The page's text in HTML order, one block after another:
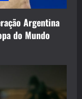
Argentina
do Mundo